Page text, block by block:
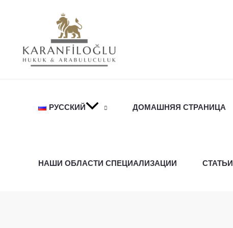
РУССКИЙ ДОМАШНЯЯ СТРАНИЦА
НАШИ ОБЛАСТИ СПЕЦИАЛИЗАЦИИ СТАТЬИ